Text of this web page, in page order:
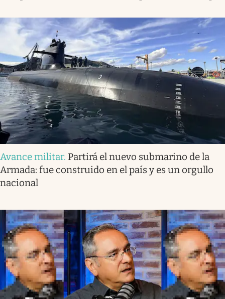
Avance militar. Partirá el nuevo submarino de la
Armada: fue construido en el país y es un orgullo
nacional